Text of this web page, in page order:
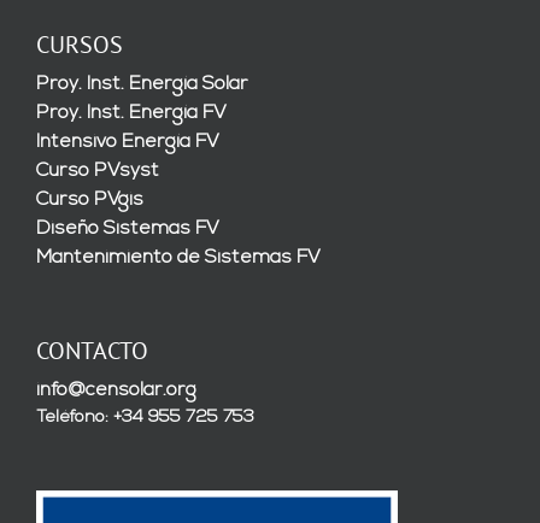
CURSOS
Proy. Inst. Energía Solar
Proy. Inst. Energía FV
Intensivo Energía FV
Curso PVsyst
Curso PVgis
Diseño Sistemas FV
Mantenimiento de Sistemas FV
CONTACTO
info@censolar.org
Teléfono: +34 955 725 753